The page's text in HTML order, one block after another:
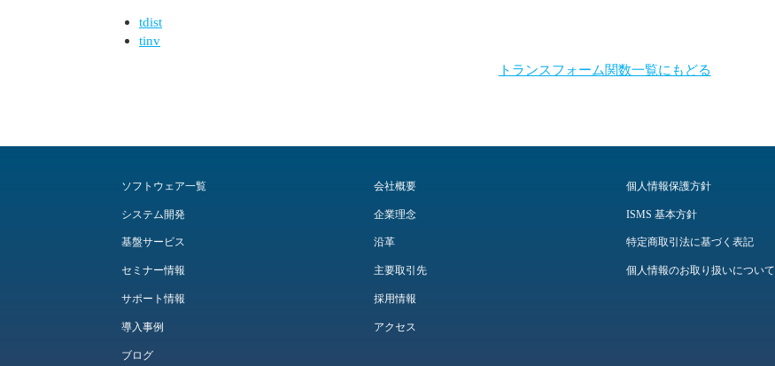
tdist
tinv
トランスフォーム関数一覧にもどる
ソフトウェア一覧
システム開発
基盤サービス
セミナー情報
サポート情報
導入事例
ブログ
会社概要
企業理念
沿革
主要取引先
採用情報
アクセス
個人情報保護方針
ISMS 基本方針
特定商取引法に基づく表記
個人情報のお取り扱いについて